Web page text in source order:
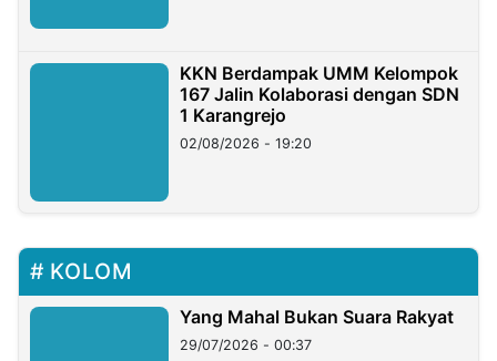
KKN Berdampak UMM Kelompok
167 Jalin Kolaborasi dengan SDN
1 Karangrejo
02/08/2026 - 19:20
KOLOM
Yang Mahal Bukan Suara Rakyat
29/07/2026 - 00:37